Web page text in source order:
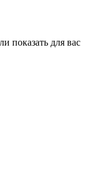
показать для вас